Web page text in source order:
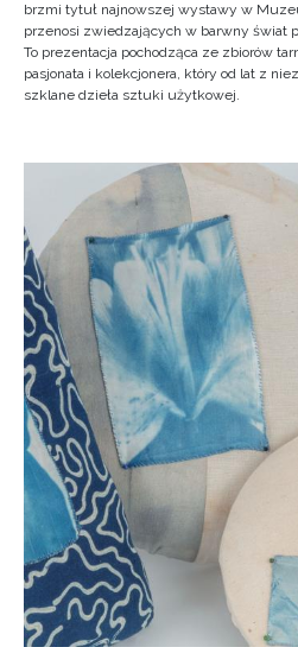
brzmi tytuł najnowszej wystawy w
przenosi zwiedzających w barwny świat
To prezentacja pochodząca ze zbiorów
pasjonata i kolekcjonera, który od lat z
szklane dzieła sztuki użytkowej.